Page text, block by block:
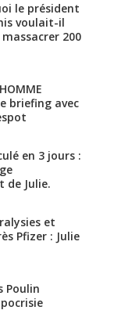
le président
voulait-il
200
briefing avec
en 3 jours :
de Julie.
et
Pfizer : Julie
Poulin